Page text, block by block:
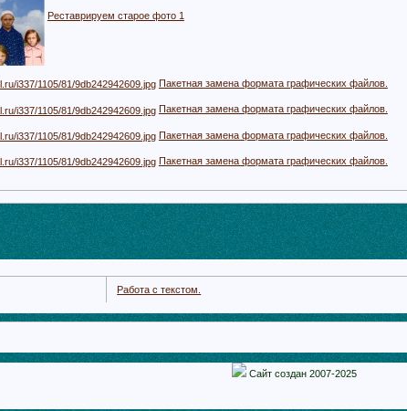
Реставрируем старое фото 1
Пакетная замена формата графических файлов.
Пакетная замена формата графических файлов.
Пакетная замена формата графических файлов.
Пакетная замена формата графических файлов.
Работа с текстом.
Сайт создан 2007-2025